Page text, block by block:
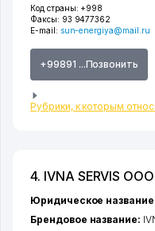
Код страны: +998
Факсы: 93 9477362
E-mail: sun-energiya@mail.ru
+99891 ...Позвонить
Рубрики, к которым
4. IVNA SERVIS ООО
Юридическое
Брендовое название: